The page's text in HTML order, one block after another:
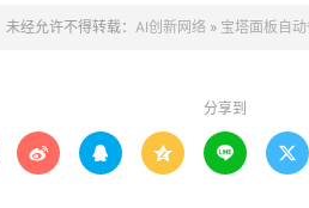
未经允许不得转载： AI创新网络» 宝塔面板自
分享到
    